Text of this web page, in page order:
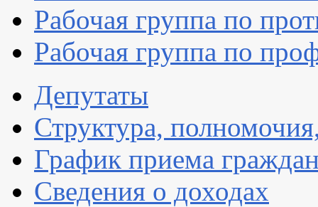
Рабочая группа по
Рабочая группа по
Депутаты
Структура,
График приема
Сведения о доходах